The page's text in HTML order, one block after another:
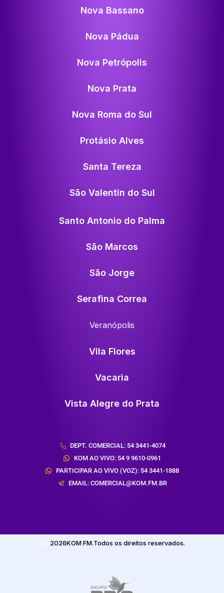
Nova Bassano
Nova Pádua
Nova Petrópolis
Nova Prata
Nova Roma do Sul
Protásio Alves
Santa Tereza
São Valentin do Sul
Santo Antonio do Palma
São Marcos
São Jorge
Serafina Correa
Veranópolis
Vila Flores
Vacaria
Vista Alegre do Prata
DEPT. COMERCIAL: 54 3441-4074
KOM AO VIVO: 54 9 9610-0961
PARTICIPAR AO VIVO (VOZ): 54 3441-1888
EMAIL: COMERCIAL@KOM.FM.BR
2026KOM FM.Todos os direitos reservados.